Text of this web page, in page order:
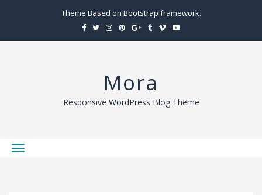
Theme Based on Bootstrap framework.
Mora
Responsive WordPress Blog Theme
T